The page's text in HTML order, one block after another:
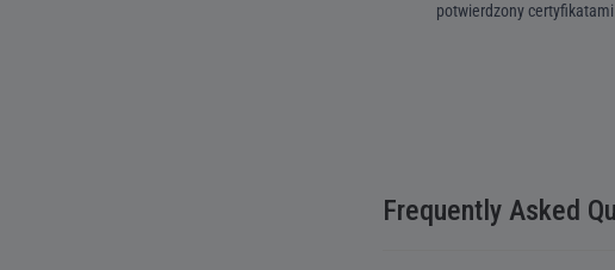
potwierdzony certyfikatami
Frequently Asked